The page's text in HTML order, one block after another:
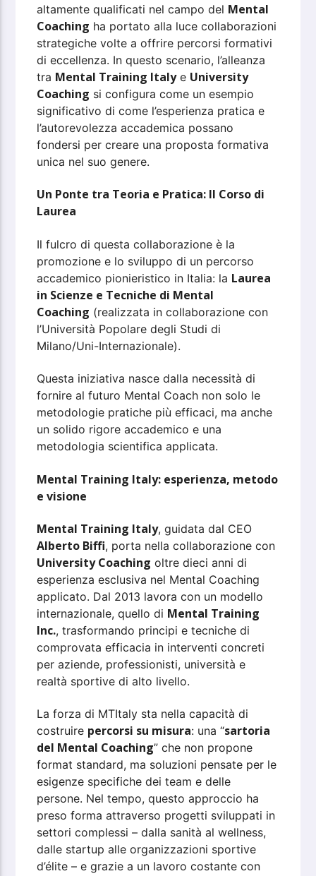
altamente qualificati nel campo del Mental
Coaching ha portato alla luce collaborazioni
strategiche volte a offrire percorsi formativi
di eccellenza. In questo scenario, l’alleanza
tra Mental Training Italye University
Coaching si configura come un esempio
significativo di come l’esperienza pratica e
l’autorevolezza accademica possano
fondersi per creare una proposta formativa
unica nel suo genere.
Un Ponte tra Teoria e Pratica: Il Corso di
Laurea
Il fulcro di questa collaborazione è la
promozione e lo sviluppo di un percorso
accademico pionieristico in Italia: la Laurea
in Scienze e Tecniche di Mental
Coaching (realizzata in collaborazione con
l’Università Popolare degli Studi di
Milano/Uni-Internazionale).
Questa iniziativa nasce dalla necessità di
fornire al futuro Mental Coach non solo le
metodologie pratiche più efficaci, ma anche
un solido rigore accademico e una
metodologia scientifica applicata.
Mental Training Italy: esperienza, metodo
e visione
Mental Training Italy, guidata dal CEO
Alberto Biffi, porta nella collaborazione con
University Coaching oltre dieci anni di
esperienza esclusiva nel Mental Coaching
applicato. Dal 2013 lavora con un modello
internazionale, quello di Mental Training
Inc., trasformando principi e tecniche di
comprovata efficacia in interventi concreti
per aziende, professionisti, università e
realtà sportive di alto livello.
La forza di MTItaly sta nella capacità di
costruire percorsi su misura: una “sartoria
del Mental Coaching” che non propone
format standard, ma soluzioni pensate per le
esigenze specifiche dei team e delle
persone. Nel tempo, questo approccio ha
preso forma attraverso progetti sviluppati in
settori complessi – dalla sanità al wellness,
dalle startup alle organizzazioni sportive
d’élite – e grazie a un lavoro costante con